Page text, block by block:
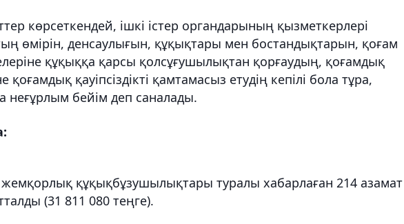
көрсеткендей, ішкі істер органдарының қызметкерлері
өмірін, денсаулығын, құқықтары мен бостандықтарын, қоғам
құқыққа қарсы қолсұғушылықтан қорғаудың, қоғамдық
қоғамдық қауіпсіздікті қамтамасыз етудің кепілі бола тұра,
неғұрлым бейім деп саналады.
құқықбұзушылықтары туралы хабарлаған 214 азамат
(31 811 080 теңге).